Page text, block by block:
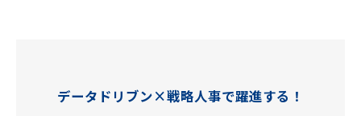
データドリブン×戦略人事で躍進する！